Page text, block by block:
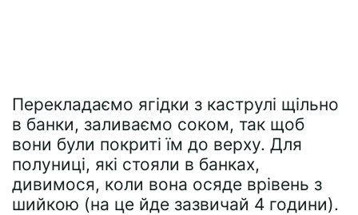
Перекладаємо ягідки з каструлі щільно
в банки, заливаємо соком, так щоб
вони були покриті їм до верху. Для
полуниці, які стояли в банках,
дивимося, коли вона осяде врівень з
шийкою (на це йде зазвичай 4 години).